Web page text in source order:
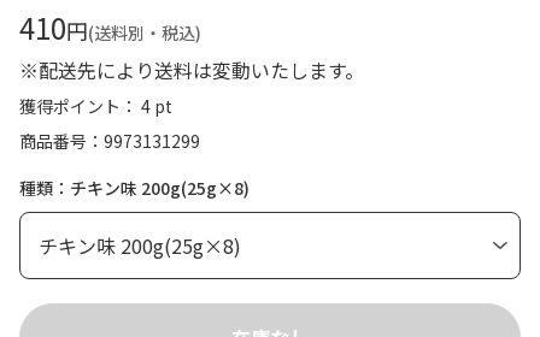
410円(送料別・税込)
※配送先により送料は変動いたします。
獲得ポイント： 4 pt
商品番号
9973131299
種類：チキン味 200g(25g×8)